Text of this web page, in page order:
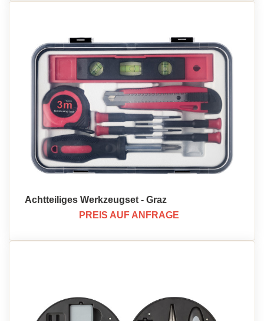
Achtteiliges Werkzeugset - Graz
PREIS AUF ANFRAGE